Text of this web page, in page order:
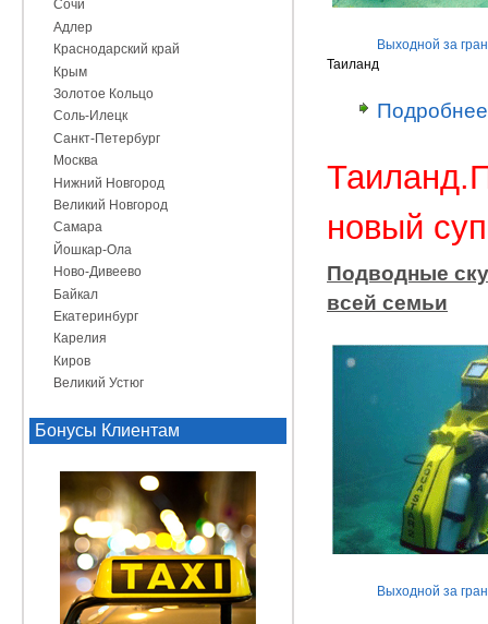
Выходной за
Таиланд
Подробнее
новый
Подводные
всей семьи
Выходной за
Сочи
Адлер
Краснодарский край
Крым
Золотое Кольцо
Соль-Илецк
Санкт-Петербург
Москва
Нижний Новгород
Великий Новгород
Самара
Йошкар-Ола
Ново-Дивеево
Байкал
Екатеринбург
Карелия
Киров
Великий Устюг
Бонусы Клиентам